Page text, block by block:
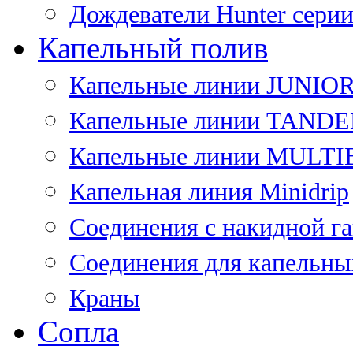
Дождеватели Hunter
Капельный полив
Капельные линии
Капельные линии
Капельные линии
Капельная линия Minidrip
Соединения с накидной
Соединения для
Краны
Сопла